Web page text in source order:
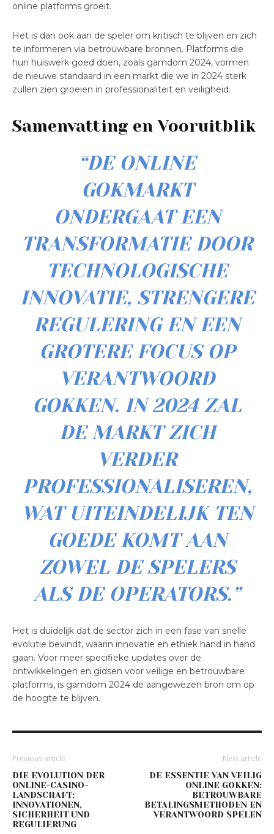
online platforms groeit.
Het is dan ook aan de speler om kritisch te blijven en zich
te informeren via betrouwbare bronnen. Platforms die
hun huiswerk goed doen, zoals gamdom 2024, vormen
de nieuwe standaard in een markt die we in 2024 sterk
zullen zien groeien in professionaliteit en veiligheid.
Samenvatting en Vooruitblik
“DE ONLINE
GOKMARKT
ONDERGAAT EEN
TRANSFORMATIE DOOR
TECHNOLOGISCHE
INNOVATIE, STRENGERE
REGULERING EN EEN
GROTERE FOCUS OP
VERANTWOORD
GOKKEN. IN 2024 ZAL
DE MARKT ZICH
VERDER
PROFESSIONALISEREN,
WAT UITEINDELIJK TEN
GOEDE KOMT AAN
ZOWEL DE SPELERS
ALS DE OPERATORS.”
Het is duidelijk dat de sector zich in een fase van snelle
evolutie bevindt, waarin innovatie en ethiek hand in hand
gaan. Voor meer specifieke updates over de
ontwikkelingen en gidsen voor veilige en betrouwbare
platforms, is gamdom 2024 de aangewezen bron om op
de hoogte te blijven.
Previous article
DIE EVOLUTION DER
ONLINE-CASINO-
LANDSCHAFT:
INNOVATIONEN,
SICHERHEIT UND
REGULIERUNG
Next article
DE ESSENTIE VAN VEILIG
ONLINE GOKKEN:
BETROUWBARE
BETALINGSMETHODEN EN
VERANTWOORD SPELEN